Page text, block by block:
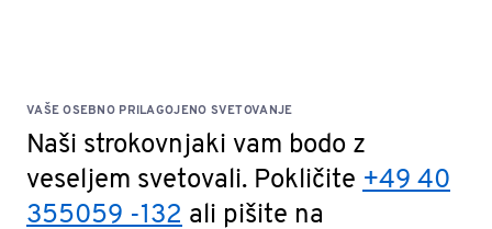
VAŠE OSEBNO PRILAGOJENO SVETOVANJE
Naši strokovnjaki vam bodo z
veseljem svetovali. Pokličite +49 40
355059 -132 ali pišite na